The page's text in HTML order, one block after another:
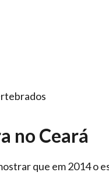
no Ceará
que em 2014 o